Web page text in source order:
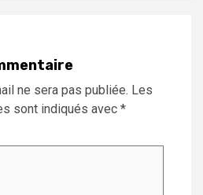
ne sera pas publiée. Les
sont indiqués avec *